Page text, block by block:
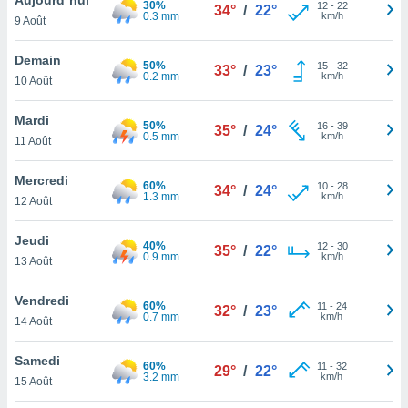
et
»,
au
vous
qu'ils
ou
le
ainsi
un
la
du
9 Août
30%
0.3 mm
34° / 22° 12- 22
km/h
Demain
10 Août
50%
0.2 mm
33° / 23° 15- 32
km/h
Mardi
11 Août
50%
0.5 mm
35° / 24° 16- 39
km/h
Mercredi
12 Août
60%
1.3 mm
34° / 24° 10- 28
km/h
Jeudi
13 Août
40%
0.9 mm
35° / 22° 12- 30
km/h
Vendredi
14 Août
60%
0.7 mm
32° / 23° 11 - 24
km/h
Samedi
15 Août
60%
3.2 mm
29° / 22° 11 - 32
km/h